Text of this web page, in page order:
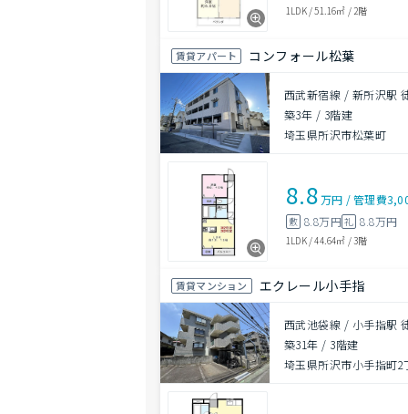
1LDK/51.16㎡ / 2階
賃貸アパート コンフォール松葉
西武新宿線 / 新所沢駅
築3年 / 3階建
埼玉県所沢市松葉町
8.8万円 /管理費
敷 8.8万円礼 8.8万円
1LDK/44.64㎡ /3階
賃貸マンション エクレール小手指
西武池袋線 / 小手指駅
築31年 / 3階建
埼玉県所沢市小手指町2